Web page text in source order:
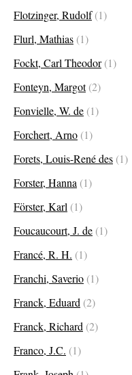
Flotzinger, Rudolf (1)
Flurl, Mathias (1)
Fockt, Carl Theodor (1)
Fonteyn, Margot (2)
Fonvielle, W. de (1)
Forchert, Arno (1)
Forets, Louis-René des (1)
Forster, Hanna (1)
Förster, Karl (1)
Foucaucourt, J. de (1)
Francé, R. H. (1)
Franchi, Saverio (1)
Franck, Eduard (2)
Franck, Richard (2)
Franco, J.C. (1)